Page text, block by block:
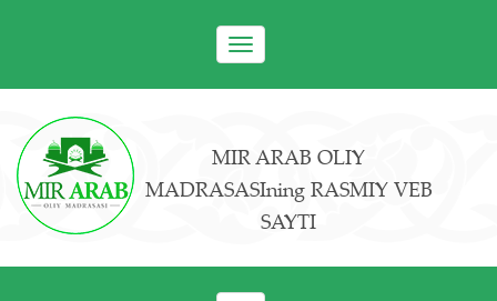
Toggle
navigation
MIR ARAB OLIY
MADRASASIning RASMIY VEB
SAYTI